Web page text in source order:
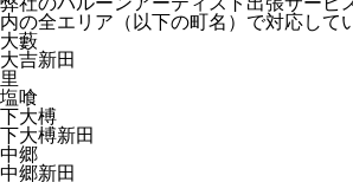
内の全エリア（以下の町名）で対応して
大藪
大吉新田
里
塩喰
下大榑
下大榑新田
中郷
中郷新田